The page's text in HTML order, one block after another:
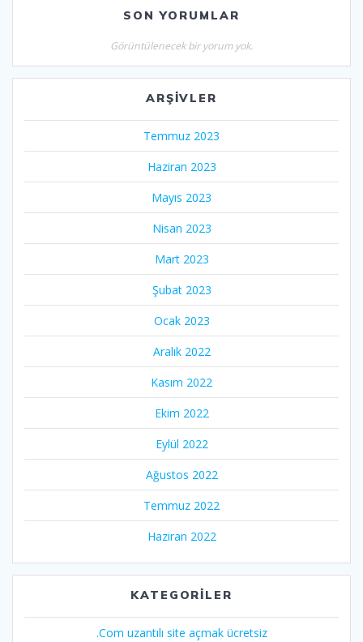
SON YORUMLAR
Görüntülenecek bir yorum yok.
ARŞIVLER
Temmuz 2023
Haziran 2023
Mayıs 2023
Nisan 2023
Mart 2023
Şubat 2023
Ocak 2023
Aralık 2022
Kasım 2022
Ekim 2022
Eylül 2022
Ağustos 2022
Temmuz 2022
Haziran 2022
KATEGORILER
.Com uzantılı site açmak ücretsiz